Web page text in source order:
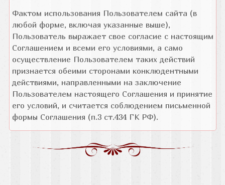
Фактом использования Пользователем сайта (в
любой форме, включая указанные выше),
Пользователь выражает свое согласие с настоящим
Соглашением и всеми его условиями, а само
осуществление Пользователем таких действий
признается обеими сторонами конклюдентными
действиями, направленными на заключение
Пользователем настоящего Соглашения и принятие
его условий, и считается соблюдением письменной
формы Соглашения (п.3 ст.434 ГК РФ).